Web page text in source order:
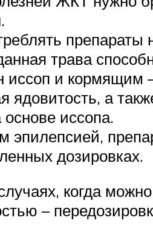
трава
иссоп и кормящим
ядовитость, а
иссопа.
дозировках.
когда
–